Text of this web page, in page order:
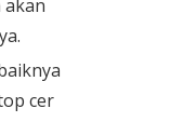
akan
cer